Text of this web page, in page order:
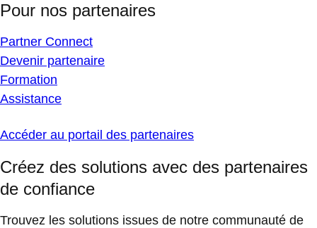
Pour nos partenaires
Partner Connect
Devenir partenaire
Formation
Assistance
Accéder au portail des partenaires
Créez des solutions avec des partenaires
de confiance
Trouvez les solutions issues de notre communauté de